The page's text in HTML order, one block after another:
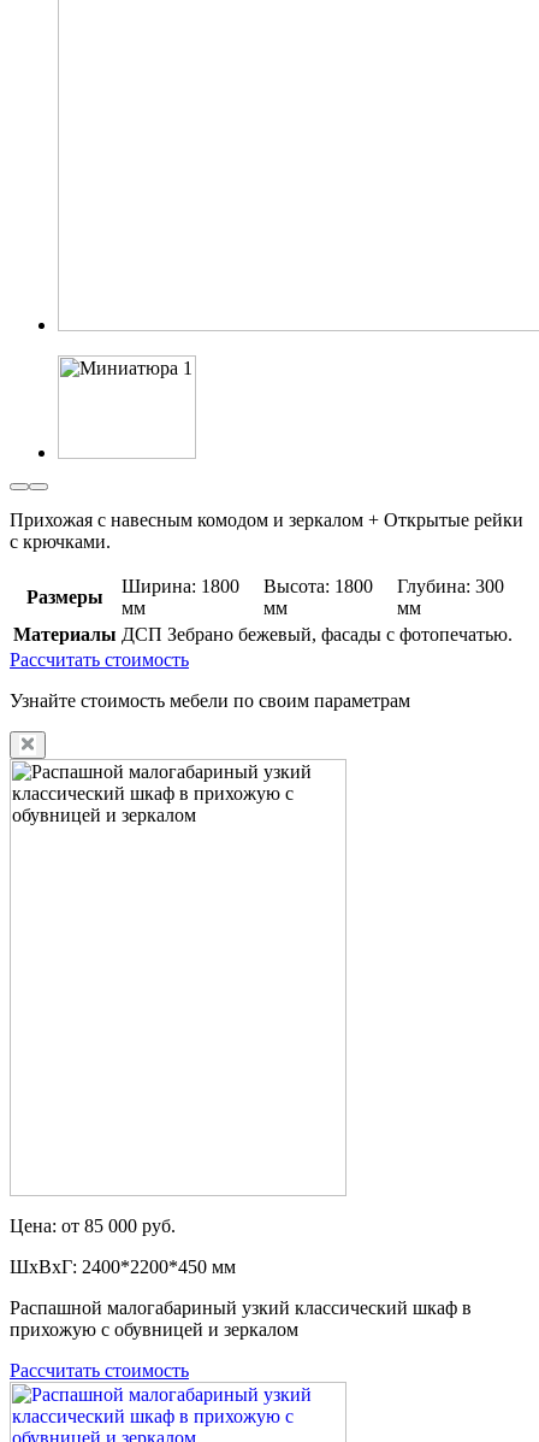
Прихожая с навесным комодом и зеркалом + Открытые рейки
с крючками.
Размеры
Ширина: 1800
мм
Высота: 1800
мм
Глубина: 300
мм
Материалы ДСП Зебрано бежевый, фасады с фотопечатью.
Рассчитать стоимость
Узнайте стоимость мебели по своим параметрам
Цена: от 85 000 руб.
ШxВxГ: 2400*2200*450 мм
Распашной малогабариный узкий классический шкаф в
прихожую с обувницей и зеркалом
Рассчитать стоимость